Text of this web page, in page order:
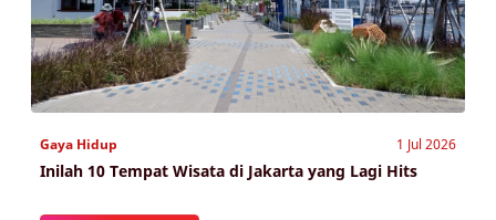
Gaya Hidup 1 Jul 2026
Inilah 10 Tempat Wisata di Jakarta yang Lagi Hits